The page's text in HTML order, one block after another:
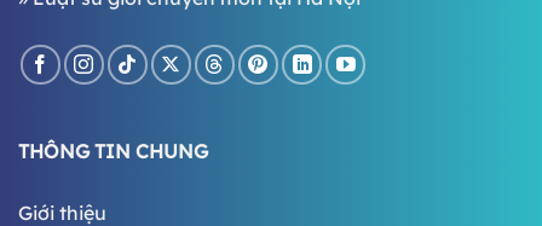
THÔNG TIN CHUNG
Giới thiệu